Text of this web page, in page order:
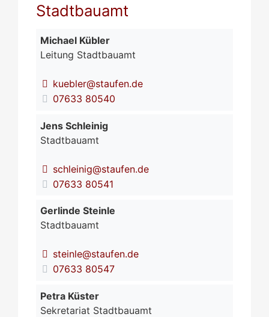
Stadtbauamt
Michael Kübler
Leitung Stadtbauamt
kuebler@staufen.de
07633 80540
Jens Schleinig
Stadtbauamt
schleinig@staufen.de
07633 80541
Gerlinde Steinle
Stadtbauamt
steinle@staufen.de
07633 80547
Petra Küster
Sekretariat Stadtbauamt